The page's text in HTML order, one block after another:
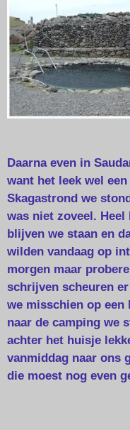
Daarna even in
want het leek wel
Skagastrond we
was niet zoveel.
blijven we staan en
wilden vandaag op
morgen maar
schrijven scheuren
we misschien op een
naar de camping we
achter het huisje
vanmiddag naar ons
die moest nog even